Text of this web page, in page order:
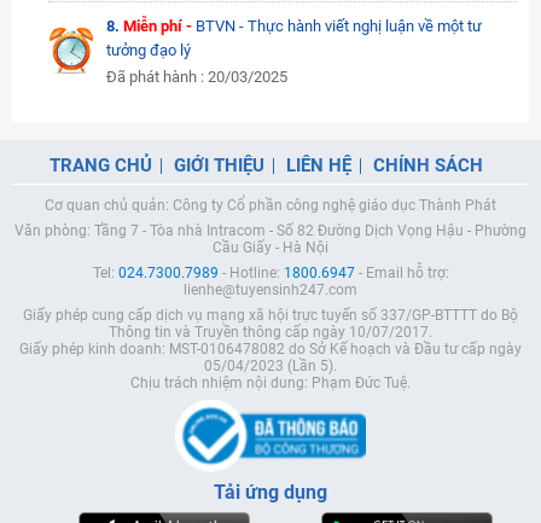
8.Miễn phí - BTVN - Thực hành viết nghị luận về một tư
tưởng đạo lý
Đã phát hành : 20/03/2025
TRANG CHỦ GIỚI THIỆU LIÊN HỆ CHÍNH SÁCH
Cơ quan chủ quản: Công ty Cổ phần công nghệ giáo dục Thành Phát
Văn phòng: Tầng 7 - Tòa nhà Intracom - Số 82 Đường Dịch Vọng Hậu - Phường
Cầu Giấy - Hà Nội
Tel: 024.7300.7989 - Hotline: 1800.6947- Email hỗ trợ:
lienhe@tuyensinh247.com
Giấy phép cung cấp dịch vụ mạng xã hội trực tuyến số 337/GP-BTTTT do Bộ
Thông tin và Truyền thông cấp ngày 10/07/2017.
Giấy phép kinh doanh: MST-0106478082 do Sở Kế hoạch và Đầu tư cấp ngày
05/04/2023 (Lần 5).
Chịu trách nhiệm nội dung: Phạm Đức Tuệ.
Tải ứng dụng